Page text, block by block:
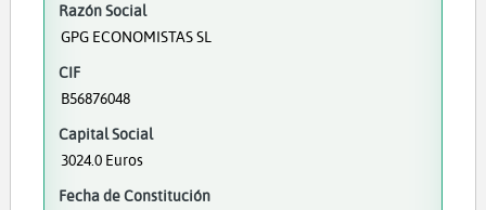
Razón Social
GPG ECONOMISTAS SL
CIF
B56876048
Capital Social
3024.0 Euros
Fecha de Constitución